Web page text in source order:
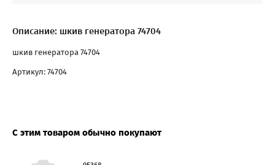
Описание: шкив генератора 74704
шкив генератора 74704
Артикул: 74704
С этим товаром обычно покупают